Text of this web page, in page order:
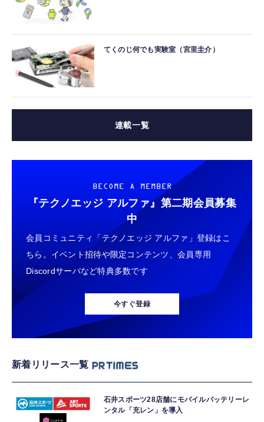
てくのじ何でも実験室（宮里圭介）
連載一覧
BECOME A MEMBER
『テクノエッジ アルファ』 第二期会員募集
中
会員コミュニティ「テクノエッジ アルファ」登録はこ
ちら。イベント招待や限定コンテンツ、会員専用
Discordサーバなど特典多数です
今すぐ登録
新着リリース一覧
石井スポーツ28店舗にモバイルバッテリーレ
ンタル「充レン」を導入